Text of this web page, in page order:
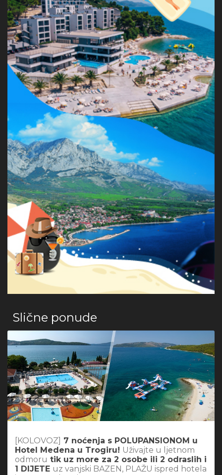
Slične ponude
[KOLOVOZ] 7 noćenja s POLUPANSIONOM u
Hotel Medena u Trogiru! Uživajte u ljetnom
odmoru tik uz more za 2 osobe ili 2 odraslih i
1 DIJETE uz vanjski BAZEN, PLAŽU ispred hotela